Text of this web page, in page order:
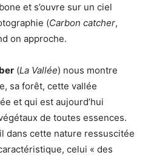
et s’ouvre sur un ciel
(Carbon catcher,
on approche.
(La Vallée) nous montre
sa forêt, cette vallée
et qui est aujourd’hui
de toutes essences.
dans cette nature ressuscitée
celui « des